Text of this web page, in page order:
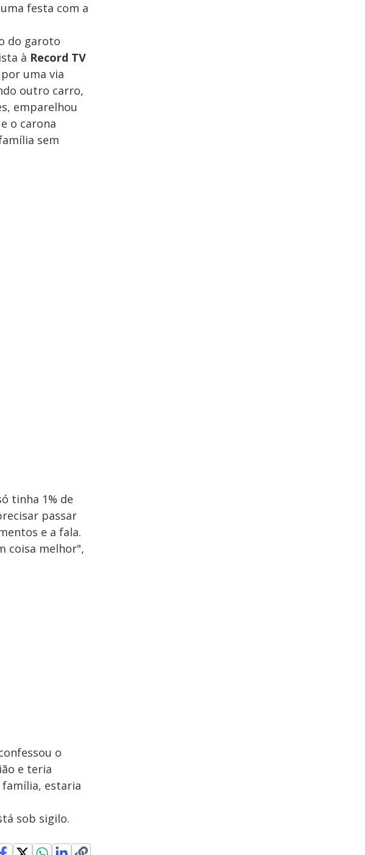
festa com a
do garoto
à Record TV
uma via
outro carro,
emparelhou
o carona
sem
tinha 1% de
passar
e a fala.
coisa melhor",
o
e teria
estaria
sob sigilo.